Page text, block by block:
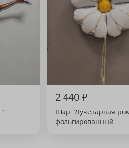
2 440₽
Шар "Лучезарная
фольгированный